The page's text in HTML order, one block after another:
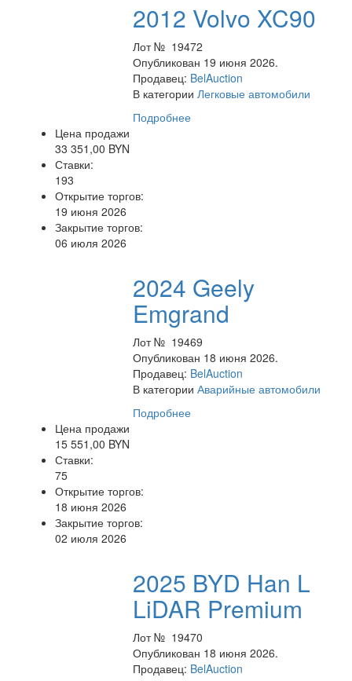
2012 Volvo XC90
Лот № 19472
Опубликован 19 июня 2026.
Продавец: BelAuction
В категорииЛегковые автомобили
Подробнее
Цена продажи
33 351,00 BYN
Ставки:
193
Открытие торгов:
19 июня 2026
Закрытие торгов:
06 июля 2026
2024 Geely
Emgrand
Лот № 19469
Опубликован 18 июня 2026.
Продавец: BelAuction
В категорииАварийные автомобили
Подробнее
Цена продажи
15 551,00 BYN
Ставки:
75
Открытие торгов:
18 июня 2026
Закрытие торгов:
02 июля 2026
2025 BYD Han L
LiDAR Premium
Лот № 19470
Опубликован 18 июня 2026.
Продавец: BelAuction